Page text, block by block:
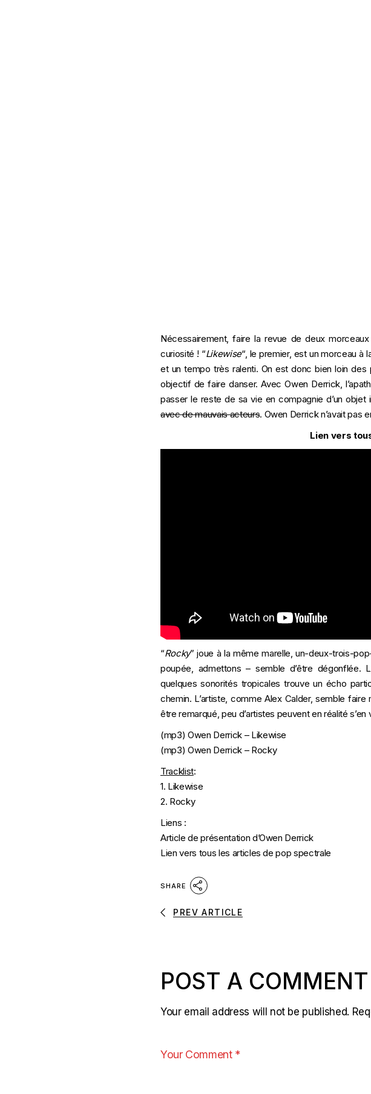
Nécessairement, faire la revue de deux
curiosité ! “Likewise“, le premier, est un morceau à
et un tempo très ralenti. On est donc bien loin des
objectif de faire danser. Avec Owen Derrick,
passer le reste de sa vie en compagnie d’un
avec de mauvais acteurs. Owen Derrick n’avait pas
Lien vers
“Rocky” joue à la même marelle, un-deux-trois-
poupée, admettons – semble d’être dégonflée.
quelques sonorités tropicales trouve un écho
chemin. L’artiste, comme Alex Calder, semble
être remarqué, peu d’artistes peuvent en réalité s’en
(mp3) Owen Derrick – Likewise
(mp3) Owen Derrick – Rocky
Tracklist:
1. Likewise
2. Rocky
Liens :
Article de présentation d’Owen Derrick
Lien vers tous les articles de pop spectrale
SHARE
PREV ARTICLE
POST A COMMENT
Your email address will not be published.